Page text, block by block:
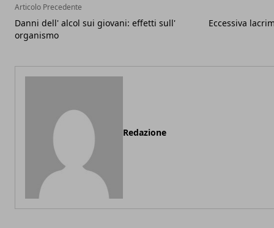
Articolo Precedente
Danni dell' alcol sui giovani: effetti sull'
organismo
Eccessiva
Redazione